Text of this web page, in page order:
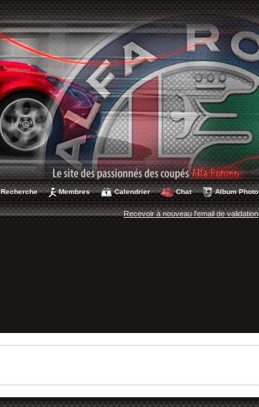
Recherche Membres Calendrier Chat Album Photo
Recevoir à nouveau l'email de validation